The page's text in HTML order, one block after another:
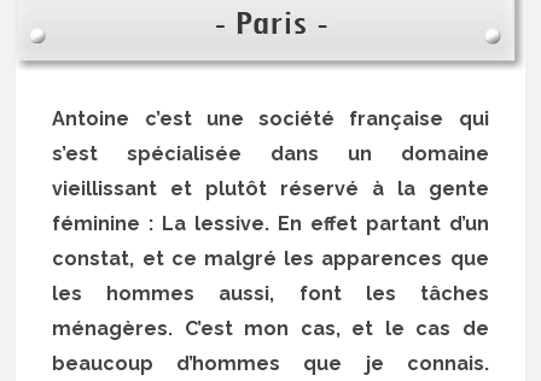
Antoine c’est une société française qui
s’est spécialisée dans un domaine
vieillissant et plutôt réservé à la gente
féminine : La lessive. En effet partant d’un
constat, et ce malgré les apparences que
les hommes aussi, font les tâches
ménagères. C’est mon cas, et le cas de
beaucoup d’hommes que je connais.